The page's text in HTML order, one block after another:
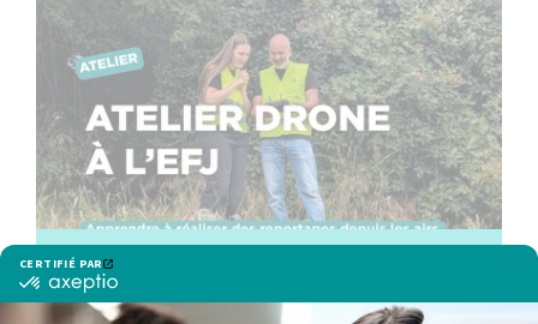
Atelier drone à l’EFJ : apprendre à
réaliser des reportages depuis les airs